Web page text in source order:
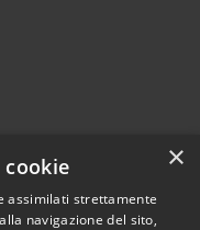
×
assimilati strettamente
navigazione del sito,